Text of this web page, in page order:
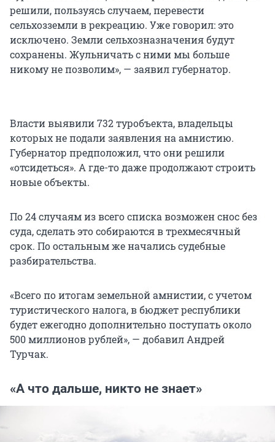
решили, пользуясь случаем, перевести
сельхозземли в рекреацию. Уже говорил: это
исключено. Земли сельхозназначения будут
сохранены. Жульничать с ними мы больше
никому не позволим», — заявил губернатор.
Власти выявили 732 туробъекта, владельцы
которых не подали заявления на амнистию.
Губернатор предположил, что они решили
«отсидеться». А где-то даже продолжают строить
новые объекты.
По 24 случаям из всего списка возможен снос без
суда, сделать это собираются в трехмесячный
срок. По остальным же начались судебные
разбирательства.
«Всего по итогам земельной амнистии, с учетом
туристического налога, в бюджет республики
будет ежегодно дополнительно поступать около
500 миллионоврублей», — добавил Андрей
Турчак.
«А что дальше, никто не знает»